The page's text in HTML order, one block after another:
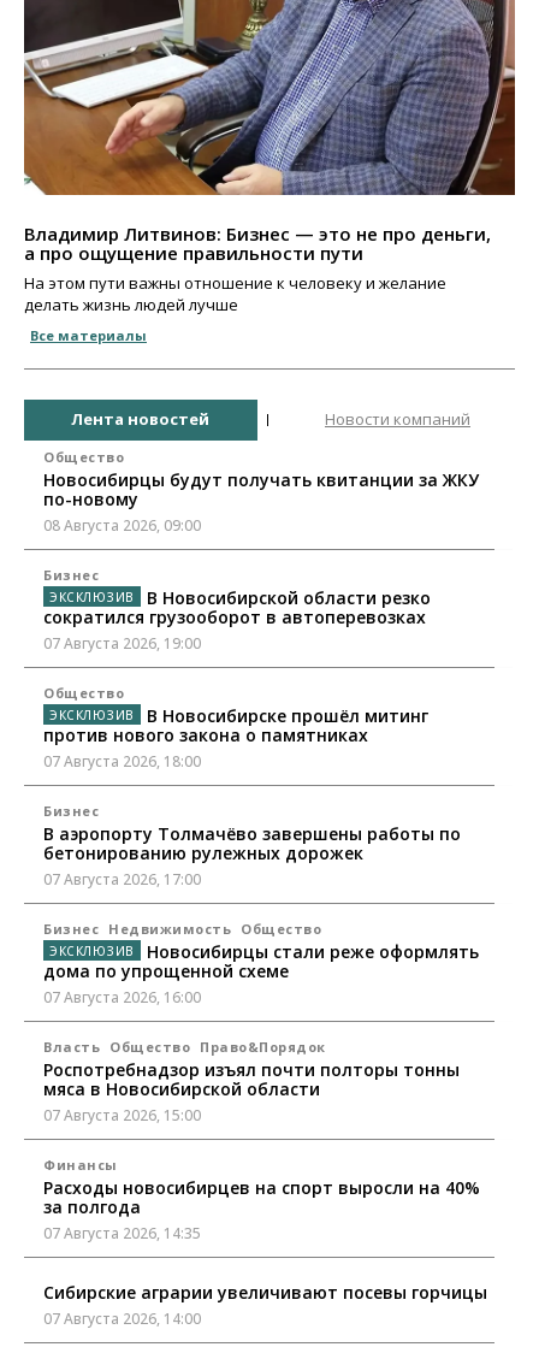
Владимир Литвинов: Бизнес — это не про деньги,
а про ощущение правильности пути
На этом пути важны отношение к человеку и желание
делать жизнь людей лучше
Все материалы
Лента новостей Новости компаний
Общество
Новосибирцы будут получать квитанции за ЖКУ
по-новому
08 Августа 2026, 09:00
Бизнес
В Новосибирской области резко
сократился грузооборот в автоперевозках
07 Августа 2026, 19:00
Общество
В Новосибирске прошёл митинг
против нового закона о памятниках
07 Августа 2026, 18:00
Бизнес
В аэропорту Толмачёво завершены работы по
бетонированию рулежных дорожек
07 Августа 2026, 17:00
Бизнес Недвижимость Общество
Новосибирцы стали реже оформлять
дома по упрощенной схеме
07 Августа 2026, 16:00
Власть Общество Право&Порядок
Роспотребнадзор изъял почти полторы тонны
мяса в Новосибирской области
07 Августа 2026, 15:00
Финансы
Расходы новосибирцев на спорт выросли на 40%
за полгода
07 Августа 2026, 14:35
Сибирские аграрии увеличивают посевы горчицы
07 Августа 2026, 14:00